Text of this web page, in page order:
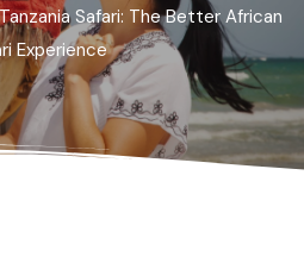
Safari: The Better African
Experience